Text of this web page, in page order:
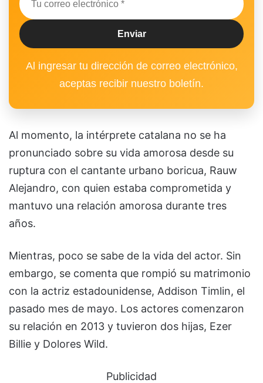
Al ingresar tu dirección de correo electrónico,
aceptas recibir nuestro boletín.
Al momento, la intérprete catalana no se ha
pronunciado sobre su vida amorosa desde su
ruptura con el cantante urbano boricua, Rauw
Alejandro, con quien estaba comprometida y
mantuvo una relación amorosa durante tres
años.
Mientras, poco se sabe de la vida del actor. Sin
embargo, se comenta que rompió su matrimonio
con la actriz estadounidense, Addison Timlin, el
pasado mes de mayo. Los actores comenzaron
su relación en 2013 y tuvieron dos hijas, Ezer
Billie y Dolores Wild.
Publicidad